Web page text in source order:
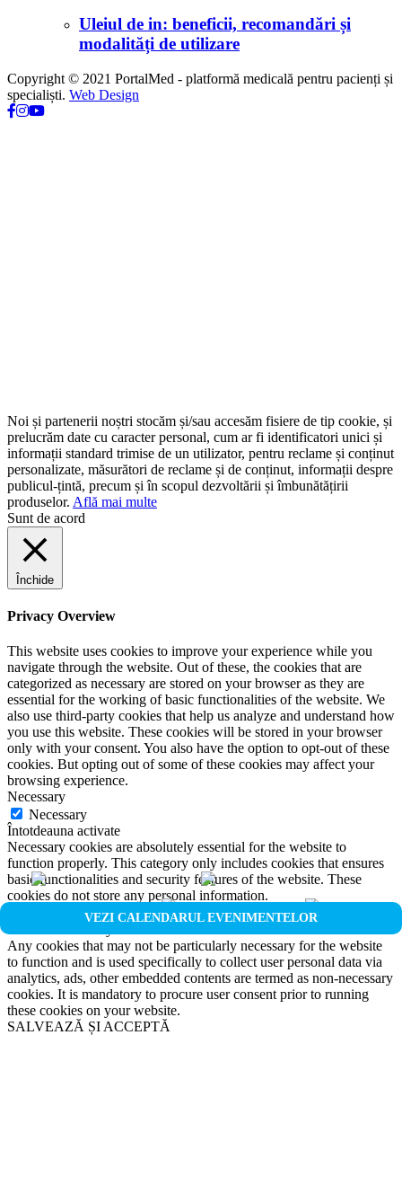
VEZI CALENDARUL EVENIMENTELOR
Uleiul de in: beneficii, recomandări și
modalități de utilizare
Copyright © 2021 PortalMed - platformă medicală pentru pacienți și
specialiști. Web Design
Noi și partenerii noștri stocăm și/sau accesăm fisiere de tip cookie, și
prelucrăm date cu caracter personal, cum ar fi identificatori unici și
informații standard trimise de un utilizator, pentru reclame și conținut
personalizate, măsurători de reclame și de conținut, informații despre
publicul-țintă, precum și în scopul dezvoltării și îmbunătățirii
produselor. Află mai multe
Sunt de acord
Închide
Privacy Overview
This website uses cookies to improve your experience while you
navigate through the website. Out of these, the cookies that are
categorized as necessary are stored on your browser as they are
essential for the working of basic functionalities of the website. We
also use third-party cookies that help us analyze and understand how
you use this website. These cookies will be stored in your browser
only with your consent. You also have the option to opt-out of these
cookies. But opting out of some of these cookies may affect your
browsing experience.
Necessary
Necessary
Întotdeauna activate
Necessary cookies are absolutely essential for the website to
function properly. This category only includes cookies that ensures
basic functionalities and security features of the website. These
cookies do not store any personal information.
Non-necessary
Any cookies that may not be particularly necessary for the website
to function and is used specifically to collect user personal data via
analytics, ads, other embedded contents are termed as non-necessary
cookies. It is mandatory to procure user consent prior to running
these cookies on your website.
SALVEAZĂ ȘI ACCEPTĂ